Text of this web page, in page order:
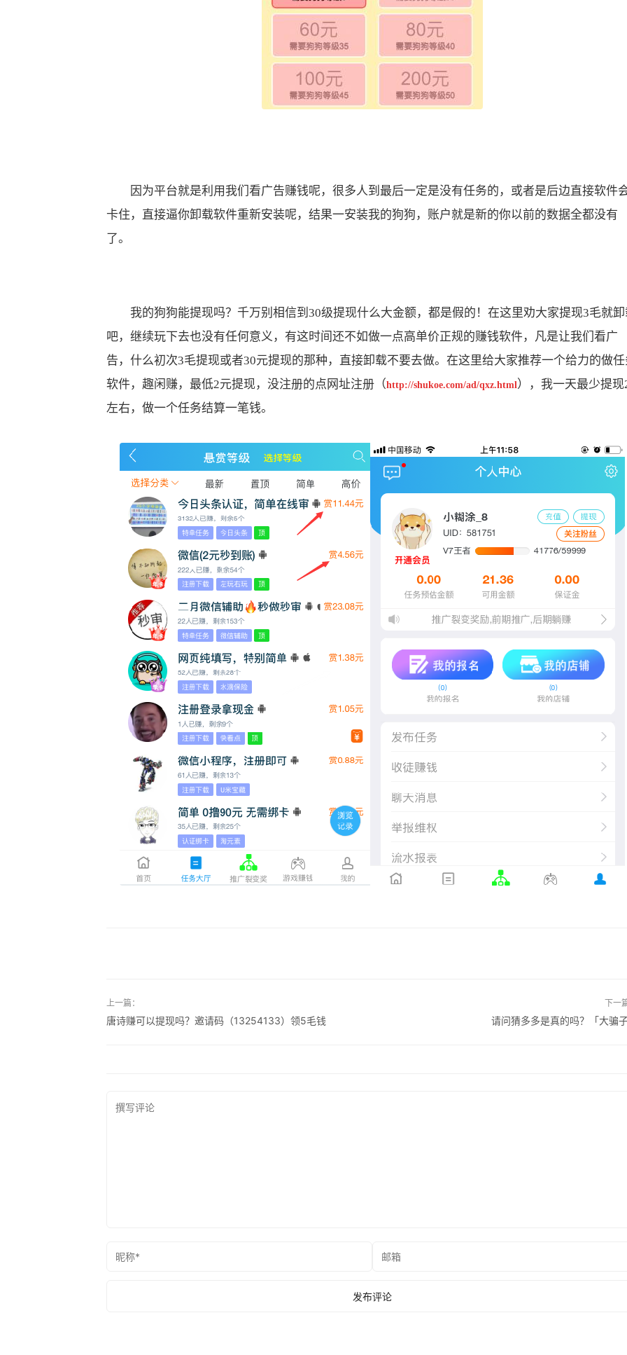
因为平台就是利用我们看广告赚钱呢，很多人到最后一定是没有任务的，或者是后边直接软件
卡住，直接逼你卸载软件重新安装呢，结果一安装我的狗狗，账户就是新的你以前的数据全都没有
了。
我的狗狗能提现吗？千万别相信到30级提现什么大金额，都是假的！在这里劝大家提现3毛就卸
吧，继续玩下去也没有任何意义，有这时间还不如做一点高单价正规的赚钱软件，凡是让我们看广
告，什么初次3毛提现或者30元提现的那种，直接卸载不要去做。在这里给大家推荐一个给力的做任
软件，趣闲赚，最低2元提现，没注册的点网址注册（http://shukoe.com/ad/qxz.html），我一天最少提现
左右，做一个任务结算一笔钱。
上一篇：
唐诗赚可以提现吗？邀请码（13254133）领5毛钱
下一
请问猜多多是真的吗？「大骗子